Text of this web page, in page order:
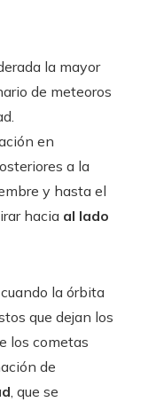
la mayor
de meteoros
en
a la
y hasta el
hacia al lado
la órbita
que dejan los
los cometas
de
, que se